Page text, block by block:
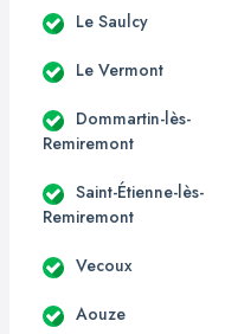
Le Saulcy
Le Vermont
Dommartin-lès-
Remiremont
Saint-Étienne-lès-
Remiremont
Vecoux
Aouze